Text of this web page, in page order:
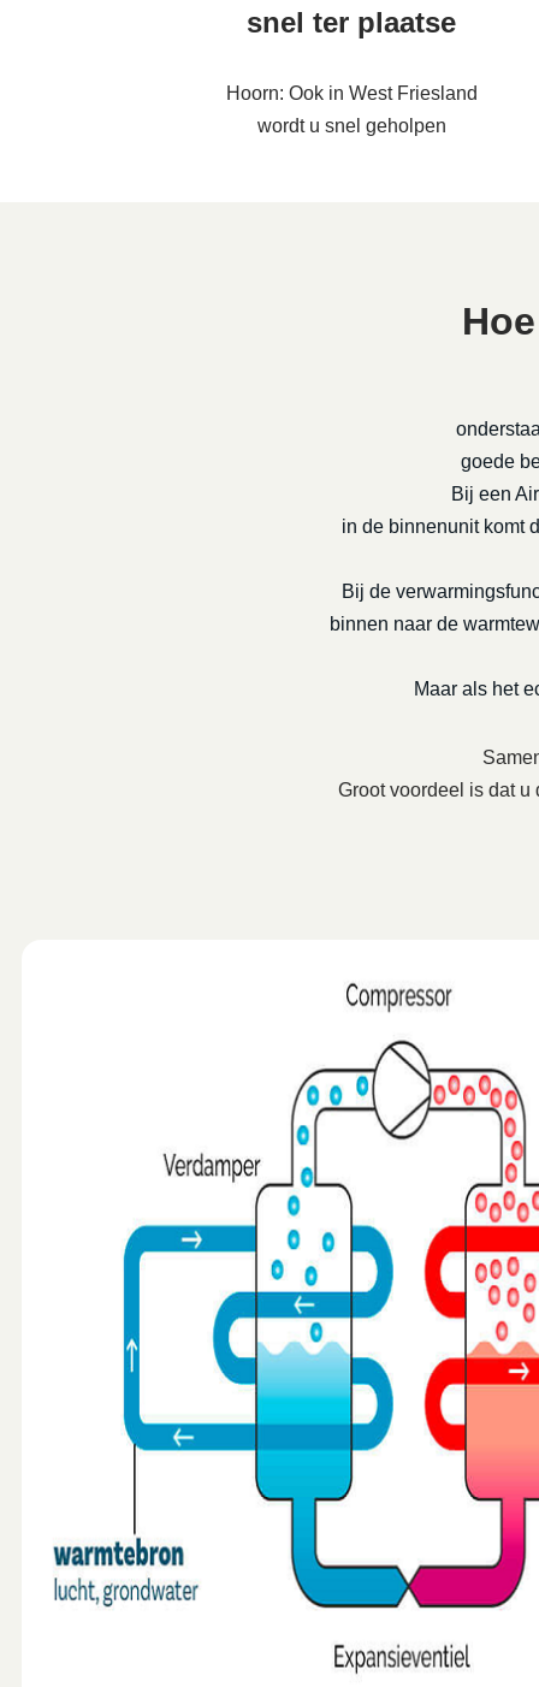
snel ter plaatse
Hoorn: Ook in West Friesland
wordt u snel geholpen
goede
Bij een
in de binnenunit komt
Bij de
binnen naar de
Maar als het
Groot voordeel is dat